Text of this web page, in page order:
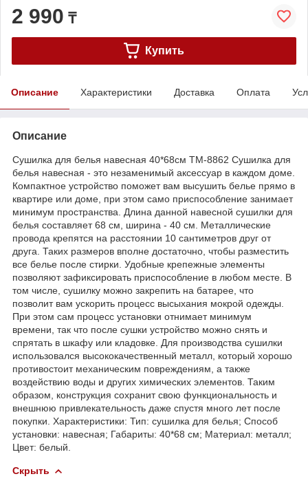
2 990 ₸
Купить
Описание Характеристики Доставка Оплата
Описание
Сушилка для белья навесная 40*68см TM-8862 Сушилка для
белья навесная - это незаменимый аксессуар в каждом доме.
Компактное устройство поможет вам высушить белье прямо в
квартире или доме, при этом само приспособление занимает
минимум пространства. Длина данной навесной сушилки для
белья составляет 68 см, ширина - 40 см. Металлические
провода крепятся на расстоянии 10 сантиметров друг от
друга. Таких размеров вполне достаточно, чтобы разместить
все белье после стирки. Удобные крепежные элементы
позволяют зафиксировать приспособление в любом месте. В
том числе, сушилку можно закрепить на батарее, что
позволит вам ускорить процесс высыхания мокрой одежды.
При этом сам процесс установки отнимает минимум
времени, так что после сушки устройство можно снять и
спрятать в шкафу или кладовке. Для производства сушилки
использовался высококачественный металл, который хорошо
противостоит механическим повреждениям, а также
воздействию воды и других химических элементов. Таким
образом, конструкция сохранит свою функциональность и
внешнюю привлекательность даже спустя много лет после
покупки. Характеристики: Тип: сушилка для белья; Способ
установки: навесная; Габариты: 40*68 см; Материал: металл;
Цвет: белый.
Скрыть